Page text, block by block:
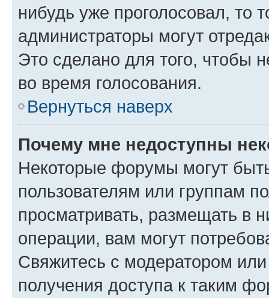
нибудь уже проголосовал, то
администраторы могут
Это сделано для того, чтобы
во время голосования.
Вернуться наверх
Почему мне недоступны
Некоторые форумы могут
пользователям или группам
просматривать, размещать в
операции, вам могут
Свяжитесь с модератором
получения доступа к таким